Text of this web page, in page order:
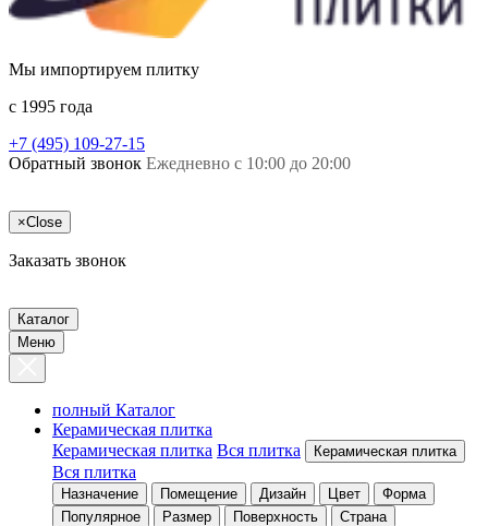
Мы импортируем плитку
c 1995 года
+7 (495) 109-27-15
Обратный звонок Ежедневно с 10:00 до 20:00
×Close
Заказать звонок
Каталог
Меню
полный Каталог
Керамическая плитка
Керамическая плитка Вся плитка Керамическая плитка
Вся плитка
Назначение Помещение Дизайн Цвет
Форма
Популярное
Размер Поверхность Страна